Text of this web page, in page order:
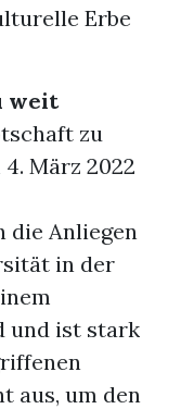
Erbe
weit
zu
März 2022
Anliegen
in der
und ist stark
aus, um den